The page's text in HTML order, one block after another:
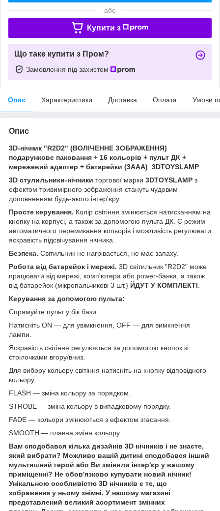
або
Купити з
Що таке купити з Пром?
Замовлення під захистом
Опис Характеристики Доставка Оплата Умови
Опис
3D-нічник "R2D2" (ВОЛІЧЕННЕ ЗОБРАЖЕННЯ)
подарункове паковання + 16 кольорів + пульт ДК +
мережевий адаптер + батарейки (3ААА) 3DTOYSLAMP
3D стулильники-нічники торгової марки 3DTOYSLAMP з
ефектом тривимірного зображення стануть чудовим
доповненням будь-якого інтер'єру.
Просте керування. Колір світіння змінюється натисканням на
кнопку на корпусі, а також за допомогою пульта ДК. Є режим
автоматичного перемикання кольорів і можливість регулювати
яскравість підсвічування нічника.
Безпека. Світильник не нагрівається, не має запаху.
Робота від батарейок і мережі. 3D світильник "R2D2" може
працювати від мережі, комп'ютера або power-банка, а також
від батарейок (мікропальчикові 3 шт.) ЙДУТ У КОМПЛЕКТІ
Керування за допомогою пульта:
Спрямуйте пульт у бік бази.
Натисніть ON — для увімкнення, OFF — для вимкнення
лампи.
Яскравість світіння регулюється за допомогою кнопок зі
стрілочками вгору/вниз.
Для вибору кольору світіння натисніть на кнопку відповідного
кольору.
FLASH — зміна кольору за порядком.
STROBE — зміна кольору в випадковому порядку.
FADE — кольори змінюються з ефектом згасання.
SMOOTH — плавна зміна кольору.
Вам сподобався кілька дизайнів 3D нічників і не знаєте,
який вибрати? Можливо вашій дитині сподобався інший
мультяшний герой або Ви змінили інтер'єр у вашому
приміщенні? Не обов'язково купувати новий нічник!
Унікальною особливістю 3D нічників є те, що
зображення у ньому знімні. У нашому магазині
представлений великий асортимент змінних